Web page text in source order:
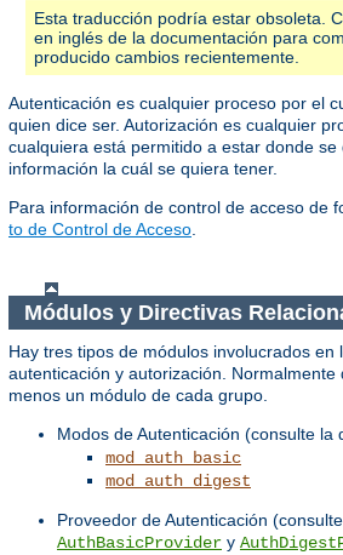
Esta traducción podría estar obsoleta.
en inglés de la documentación para
producido cambios recientemente.
Autenticación es cualquier proceso por el
quien dice ser. Autorización es cualquier
cualquiera está permitido a estar donde
información la cuál se quiera tener.
Para información de control de acceso de
to de Control de Acceso
Módulos y Directivas
Hay tres tipos de módulos involucrados en
autenticación y autorización. Normalmente
menos un módulo de cada grupo.
Modos de Autenticación (consulte la
mod_auth_basic
mod_auth_digest
Proveedor de Autenticación
AuthBasicProvider y